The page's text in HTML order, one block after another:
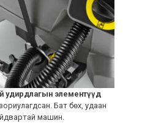
удирдлагын элементүүд
Бат бөх, удаан
машин.